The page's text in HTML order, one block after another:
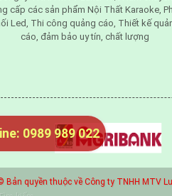
cấp các sản phẩm Nội Thất Karaoke,
Led, Thi công quảng cáo, Thiết kế
cáo, đảm bảo uy tín, chất lượng
Bản quyền thuộc về Công ty TNHH MTV
0989 989 022